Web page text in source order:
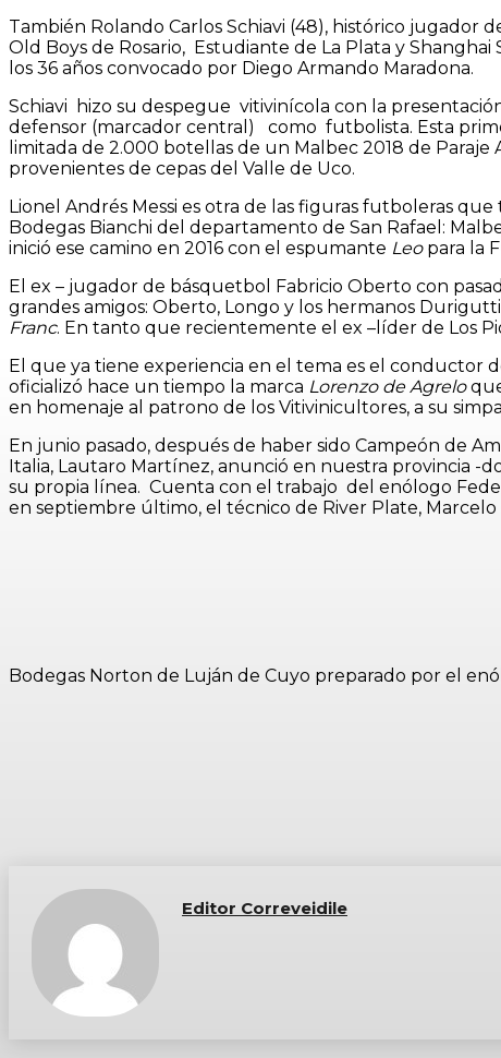
También Rolando Carlos Schiavi (48), histórico jugador
Old Boys de Rosario, Estudiante de La Plata y
los 36 años convocado por Diego Armando Maradona.
Schiavi hizo su despegue vitivinícola con la
defensor (marcador central) como futbolista. Esta
limitada de 2.000 botellas de un Malbec 2018 de
provenientes de cepas del Valle de Uco.
Lionel Andrés Messi es otra de las figuras futboleras
Bodegas Bianchi del departamento de San Rafael:
inició ese camino en 2016 con el espumante Leo para la
El ex – jugador de básquetbol Fabricio Oberto con
grandes amigos: Oberto, Longo y los hermanos
Franc. En tanto que recientemente el ex –líder de Los
El que ya tiene experiencia en el tema es el conductor
oficializó hace un tiempo la marca Lorenzo de Agrelo
en homenaje al patrono de los Vitivinicultores, a su
En junio pasado, después de haber sido Campeón de
Italia, Lautaro Martínez, anunció en nuestra provincia -
su propia línea. Cuenta con el trabajo del enólogo
en septiembre último, el técnico de River Plate,
Bodegas Norton de Luján de Cuyo preparado por el
Editor Correveidile